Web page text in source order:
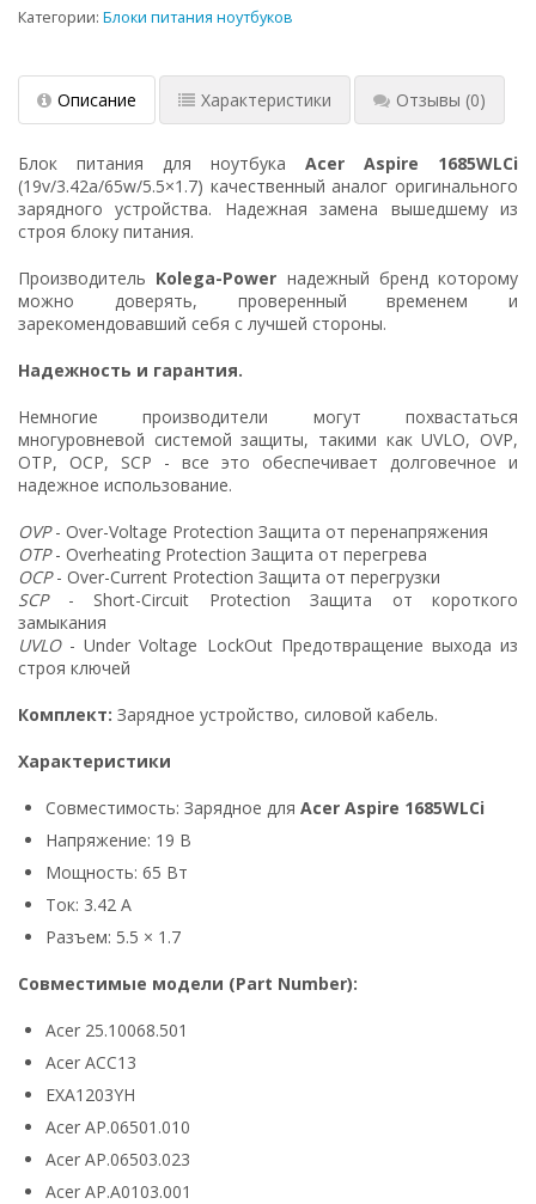
Категории: Блоки питания ноутбуков
Описание Характеристики Отзывы (0)
Блок питания для ноутбука Acer Aspire 1685WLCi
(19v/3.42a/65w/5.5×1.7) качественный аналог оригинального
зарядного устройства. Надежная замена вышедшему из
строя блоку питания.
Производитель Kolega-Power надежный бренд которому
можно доверять, проверенный временем и
зарекомендовавший себя с лучшей стороны.
Надежность и гарантия.
Немногие производители могут похвастаться
многуровневой системой защиты, такими как UVLO, OVP,
OTP, OCP, SCP - все это обеспечивает долговечное и
надежное использование.
OVP- Over-Voltage Protection Защита от перенапряжения
OTP- Overheating Protection Защита от перегрева
OCP- Over-Current Protection Защита от перегрузки
SCP- Short-Circuit Protection Защита от короткого
замыкания
UVLO- Under Voltage LockOut Предотвращение выхода из
строя ключей
Комплект: Зарядное устройство, силовой кабель.
Характеристики
Совместимость: Зарядное для Acer Aspire 1685WLCi
Напряжение: 19 В
Мощность: 65 Вт
Ток: 3.42 А
Разъем: 5.5 × 1.7
Совместимые модели (Part Number):
Acer 25.10068.501
Acer ACC13
EXA1203YH
Acer AP.06501.010
Acer AP.06503.023
Acer AP.A0103.001